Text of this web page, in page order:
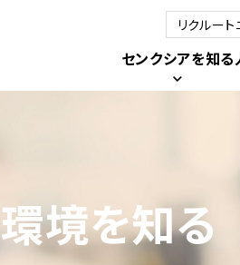
リクルー
センクシアを知る
環境を知る